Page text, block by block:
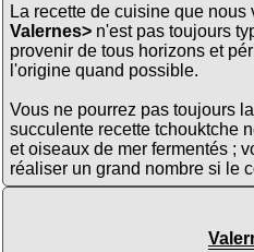
La recette de cuisine que nous
Valernes>n'est pas toujours
provenir de tous horizons et
l'origine quand possible.
Vous ne pourrez pas toujours
succulente recette tchouktche
et oiseaux de mer fermentés ;
réaliser un grand nombre si le